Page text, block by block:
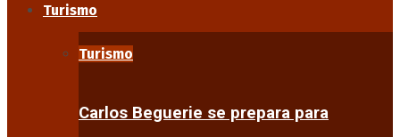
Turismo
Turismo
Carlos Beguerie se prepara para